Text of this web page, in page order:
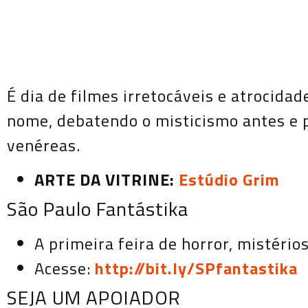
É dia de filmes irretocáveis e
nome, debatendo o misticismo antes e
venéreas.
ARTE DA VITRINE: Estúdio Grim
São Paulo Fantástika
A primeira feira de horror,
Acesse: http://bit.ly/SPfantastika
SEJA UM APOIADOR